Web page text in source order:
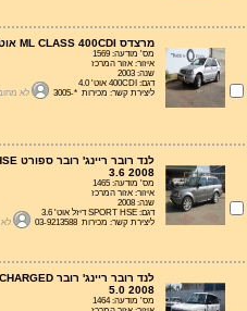
מרצדס ML CLASS 400CDI אוט' 4.0 2003
מס' מודעה: 1569
איזור: אזור המרכז
שנה: 2003
דגם: 400CDI אוט' 4.0
ליצירת קשר: מכירות *-3005
לא
3.6 2008
מס' מודעה: 1465
איזור: אזור המרכז
שנה: 2008
דגם: SPORT HSE דיזל אוט' 3.6
ליצירת קשר: מכירות 03-9213588
5.0 2008
מס' מודעה: 1464